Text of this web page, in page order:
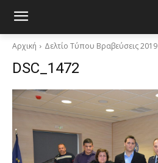
Αρχική Δελτίο Τύπου Βραβεύσεις 2019
DSC_1472